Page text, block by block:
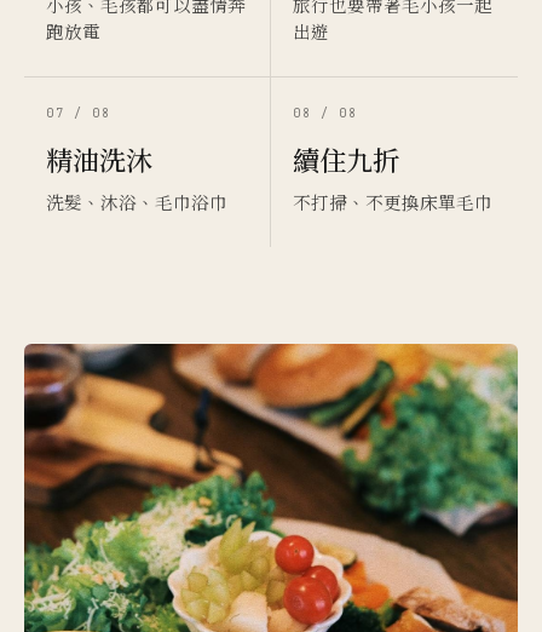
跑放電
出遊
07 / 08
精油洗沐
洗髮、沐浴、毛巾浴巾
08 / 08
續住九折
不打掃、不更換床單毛巾